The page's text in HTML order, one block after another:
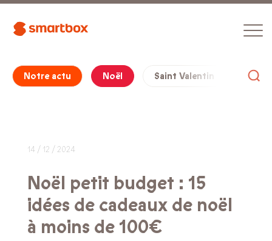
Notre actu Noël Saint Valentin
14 / 12 / 2024
Noël petit budget : 15
idées de cadeaux de noël
à moins de 100€